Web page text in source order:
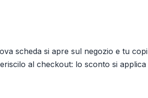
scheda si apre sul negozio e tu copi
al checkout: lo sconto si applica